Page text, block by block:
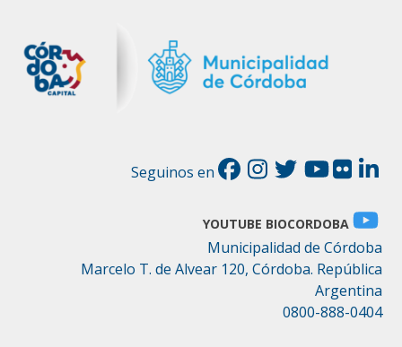
Seguinos en
YOUTUBE BIOCORDOBA
Municipalidad de Córdoba
Marcelo T. de Alvear 120, Córdoba. República
Argentina
0800-888-0404